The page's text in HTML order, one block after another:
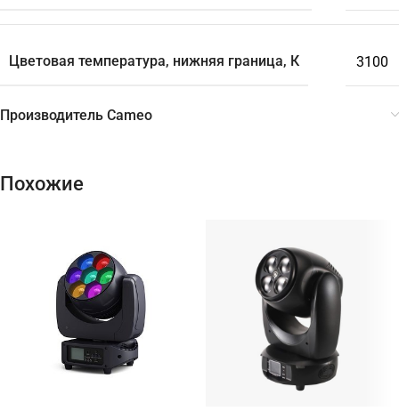
Цветовая температура, нижняя граница, К 3100
Производитель Cameo
Похожие